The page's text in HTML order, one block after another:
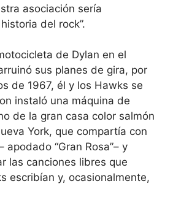
asociación sería
del rock”.
de Dylan en el
sus planes de gira, por
de 1967, él y los Hawks se
instaló una máquina de
de la gran casa color salmón
York, que compartía con
apodado “Gran Rosa”– y
las canciones libres que
escribían y, ocasionalmente,